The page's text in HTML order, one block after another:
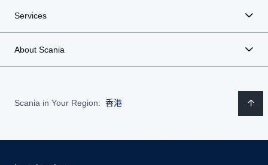
Services
About Scania
Scania in Your Region: 香港